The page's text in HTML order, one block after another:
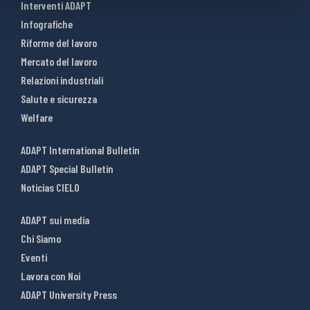
Interventi ADAPT
Infografiche
Riforme del lavoro
Mercato del lavoro
Relazioni industriali
Salute e sicurezza
Welfare
ADAPT International Bulletin
ADAPT Special Bulletin
Noticias CIELO
ADAPT sui media
Chi Siamo
Eventi
Lavora con Noi
ADAPT University Press